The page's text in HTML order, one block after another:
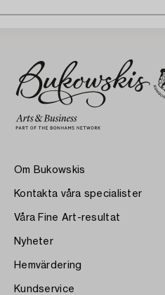
Om Bukowskis
Kontakta våra specialister
Våra Fine Art-resultat
Nyheter
Hemvärdering
Kundservice